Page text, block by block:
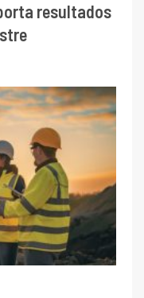
resultados